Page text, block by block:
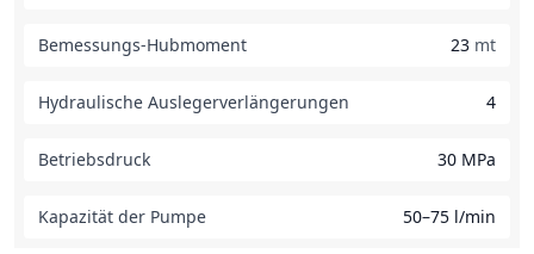
Bemessungs-Hubmoment 23 mt
Hydraulische Auslegerverlängerungen 4
Betriebsdruck 30 MPa
Kapazität der Pumpe 50–75 l/min